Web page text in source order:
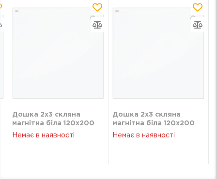
Дошка 2х3 скляна
магнітна біла 120х200
TSZ1220W
Немає в наявності
Дошка 2х3 скляна
магнітна біла 120х200
TSZ1220W
Немає в наявності